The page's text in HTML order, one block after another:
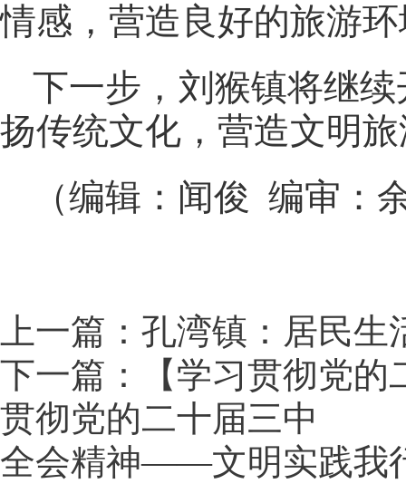
情感，营造良好的旅游
下一步，刘猴镇将继
扬传统文化，营造文明
（编辑：闻俊 编审：
上一篇：孔湾镇：居民
下一篇：【学习贯彻党的
贯彻党的二十届三中
全会精神——文明实践我